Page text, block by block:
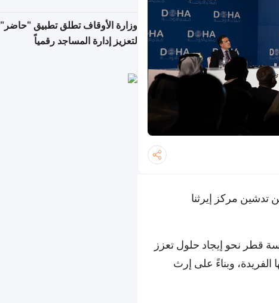
مركز إيرثنا
قطر نحو إيجاد حلول تعزز
الفريدة، وبناءً على إرث
وزارة الأوقاف تطلق تطبيق "حاضر"
لتعزيز إدارة المساجد رقمياً